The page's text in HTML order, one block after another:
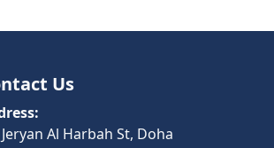
Us
Al Harbah St, Doha